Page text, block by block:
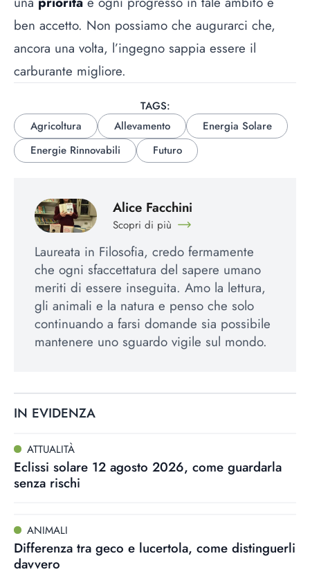
ben accetto. Non possiamo che augurarci che,
ancora una volta, l’ingegno sappia essere il
carburante migliore.
TAGS:
Agricoltura
Allevamento
Energia Solare
Energie Rinnovabili
Futuro
Alice Facchini
Scopri di più
Laureata in Filosofia, credo fermamente
che ogni sfaccettatura del sapere umano
meriti di essere inseguita. Amo la lettura,
gli animali e la natura e penso che solo
continuando a farsi domande sia possibile
mantenere uno sguardo vigile sul mondo.
IN EVIDENZA
ATTUALITÀ
Eclissi solare 12 agosto 2026, come guardarla
senza rischi
ANIMALI
Differenza tra geco e lucertola, come distinguerli
davvero